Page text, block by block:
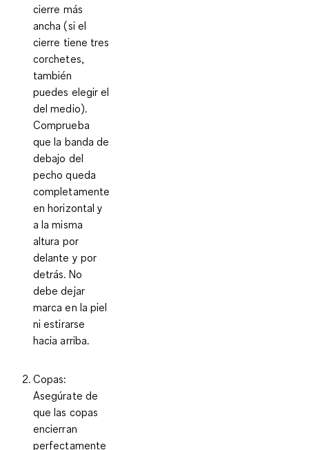
cierre más
ancha (si el
cierre tiene tres
corchetes,
también
puedes elegir el
del medio).
Comprueba
que la banda de
debajo del
pecho queda
completamente
en horizontal y
a la misma
altura por
delante y por
detrás. No
debe dejar
marca en la piel
ni estirarse
hacia arriba.
Copas:
Asegúrate de
que las copas
encierran
perfectamente